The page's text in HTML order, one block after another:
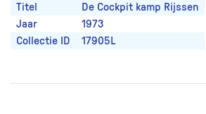
Titel
De Cockpit kamp Rijssen
Jaar
1973
Collectie ID
17905L